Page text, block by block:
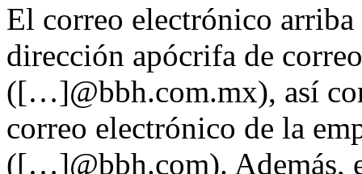
El correo electrónico
dirección apócrifa de
([…]@bbh.com.mx), así
correo electrónico de la
([…]@bbh.com). Además,